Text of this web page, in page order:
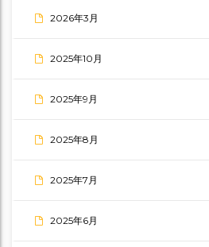
2026年3月
2025年10月
2025年9月
2025年8月
2025年7月
2025年6月